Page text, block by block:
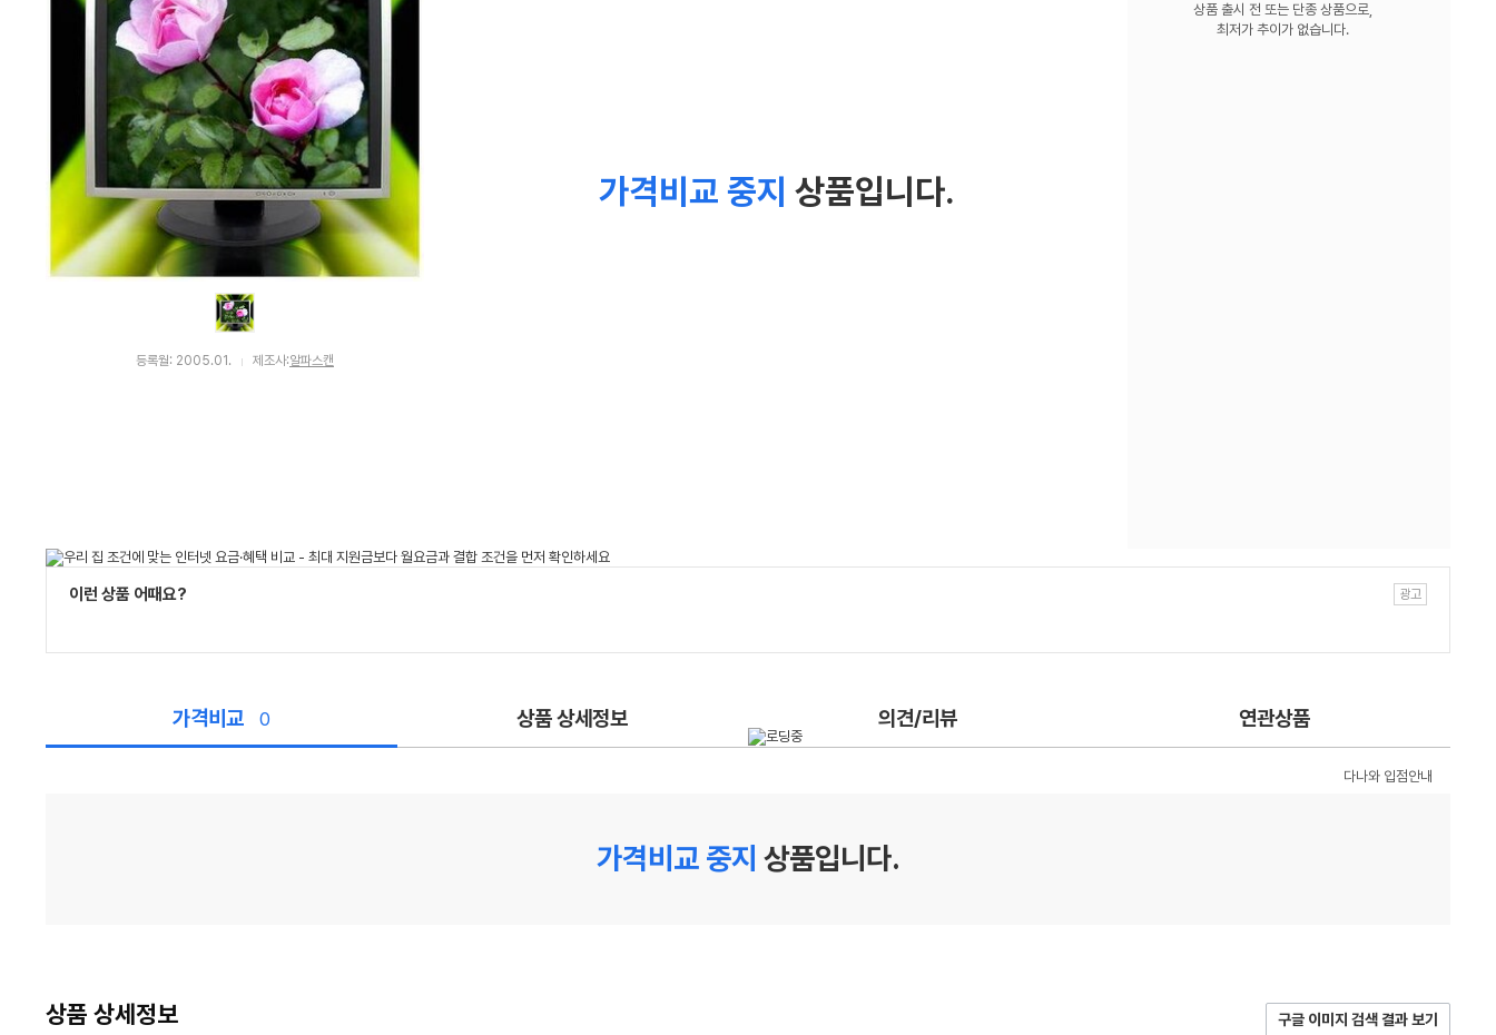
등록월: 2005.01. 제조사:알파스캔
가격비교 중지 상품입니다.
상품 출시 전 또는 단종 상품으로,
최저가 추이가 없습니다.
이런 상품 어때요?
가격비교 0 상품 상세정보 의견/리뷰 연관상품
다나와 입점안내
가격비교 중지 상품입니다.
상품 상세정보 구글 이미지 검색 결과 보기